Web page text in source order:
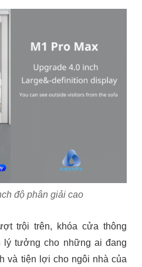
độ phân giải cao
trội trên,
khóa cửa thông
lý tưởng cho những ai đang
và tiện lợi cho ngôi nhà của